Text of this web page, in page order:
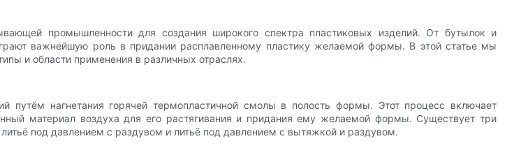
промышленности для создания широкого спектра пластиковых изделий. От бутылок и
важнейшую роль в придании расплавленному пластику желаемой формы. В этой статье мы
и области применения в различных отраслях.
путём нагнетания горячей термопластичной смолы в полость формы. Этот процесс включает
материал воздуха для его растягивания и придания ему желаемой формы. Существует три
под давлением с раздувом и литьё под давлением с вытяжкой и раздувом.